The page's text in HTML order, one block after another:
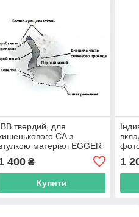
твердий, для
СА з
матеріал EGGER
400₴
Купити
1